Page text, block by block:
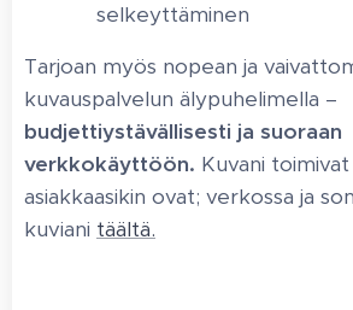
selkeyttäminen
Tarjoan myös nopean ja
kuvauspalvelun älypuhelimella –
budjettiystävällisesti ja suoraan
verkkokäyttöön. Kuvani toimivat
asiakkaasikin ovat; verkossa ja
kuviani täältä.